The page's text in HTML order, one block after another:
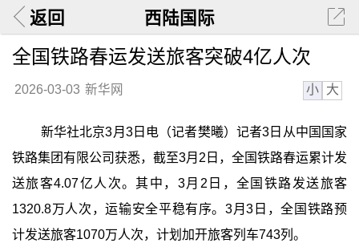
返回 西陆国际
全国铁路春运发送旅客突破4亿人次
2026-03-03 新华网 小 大
新华社北京3月3日电（记者樊曦）记者3日从中国国家
铁路集团有限公司获悉，截至3月2日，全国铁路春运累计发
送旅客4.07亿人次。其中，3月2日，全国铁路发送旅客
1320.8万人次，运输安全平稳有序。3月3日，全国铁路预
计发送旅客1070万人次，计划加开旅客列车743列。